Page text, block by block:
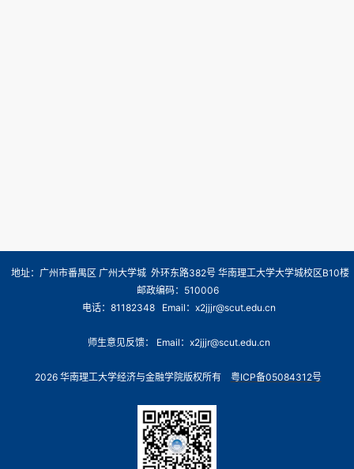
地址：广州市番禺区 广州大学城 外环东路382号 华南理工大学大学城校区B10楼
邮政编码：510006
电话：81182348 Email：x2jjjr@scut.edu.cn
师生意见反馈： Email：x2jjjr@scut.edu.cn
2026 华南理工大学经济与金融学院版权所有 粤ICP备05084312号